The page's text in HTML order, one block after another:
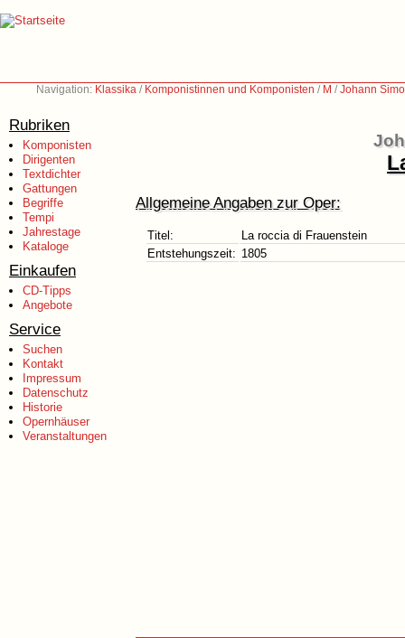
Navigation: Klassika / Komponistinnen und Komponisten / M /Johann
Rubriken
Komponisten
Dirigenten
Textdichter
Gattungen
Begriffe
Tempi
Jahrestage
Kataloge
Einkaufen
CD-Tipps
Angebote
Service
Suchen
Kontakt
Impressum
Datenschutz
Historie
Opernhäuser
Veranstaltungen
Allgemeine Angaben zur Oper:
Titel:
La roccia di Frauenstein
Entstehungszeit: 1805